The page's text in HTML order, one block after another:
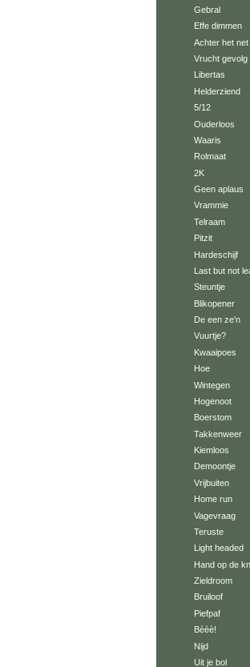
Gebral
Effe dimmen
Achter het net
Vrucht gevolg
Libertas
Helderziend
5/12
Ouderloos
Waaris
Rolmaat
2K
Geen aplaus
Vrammie
Telraam
Pitzit
Hardeschijf
Last but not
Steuntje
Blikopener
De een ze'n
Vuurtje?
Kwaaipoes
Hoe
Wintegen
Hogenoot
Boerstom
Takkenweer
Kiemloos
Demoontje
Vrijbuiten
Home run
Vagevraag
Teruste
Light headed
Hand op de
Zieldroom
Bruiloof
Piefpaf
Bèèè!
Nijd
Uit je bol